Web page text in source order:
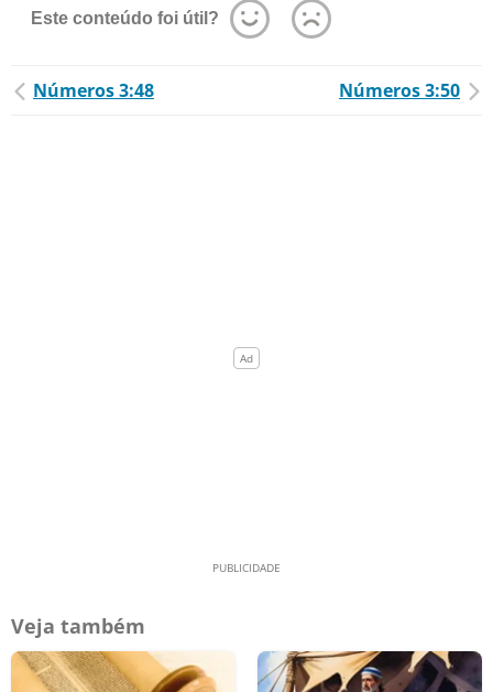
Este conteúdo foi útil?
Números 3:48 Números 3:50
Veja também